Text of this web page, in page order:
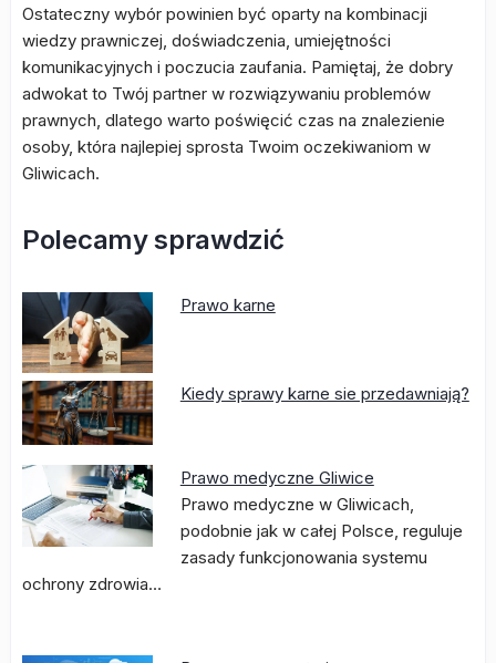
Ostateczny wybór powinien być oparty na kombinacji
wiedzy prawniczej, doświadczenia, umiejętności
komunikacyjnych i poczucia zaufania. Pamiętaj, że dobry
adwokat to Twój partner w rozwiązywaniu problemów
prawnych, dlatego warto poświęcić czas na znalezienie
osoby, która najlepiej sprosta Twoim oczekiwaniom w
Gliwicach.
Polecamy sprawdzić
Prawo karne
Kiedy sprawy karne sie przedawniają?
Prawo medyczne Gliwice
Prawo medyczne w Gliwicach,
podobnie jak w całej Polsce, reguluje
zasady funkcjonowania systemu
ochrony zdrowia…